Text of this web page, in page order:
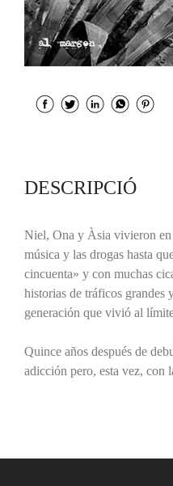
DESCRIPCIÓ
Niel, Ona y Àsia vivieron en
música y las drogas hasta
cincuenta» y con muchas
historias de tráficos grandes
generación que vivió al
Quince años después de
adicción pero, esta vez, con